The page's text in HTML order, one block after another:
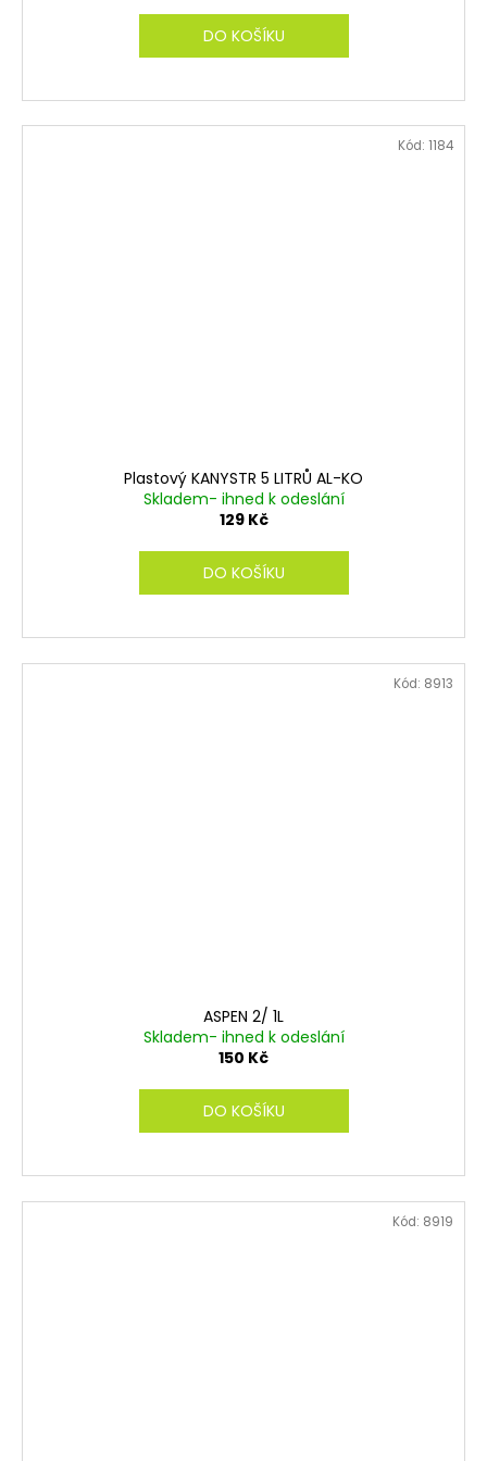
DO KOŠÍKU
Plastový KANYSTR 5 LITRŮ AL-KO
Skladem- ihned k odeslání
129 Kč
DO KOŠÍKU
Kód: 1184
ASPEN 2/ 1L
Skladem- ihned k odeslání
150 Kč
DO KOŠÍKU
Kód: 8913
Kód: 8919